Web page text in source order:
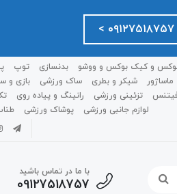
و کیک بوکس و ووشو بدنسازی توپ
ماساژور شیکر و بطری ساک ورزشی بازی و
تزئینی ورزشی رانینگ و پیاده روی
لوازم جانبی ورزشی
پوشاک ورزشی
با ما در تماس باشید
09127518757